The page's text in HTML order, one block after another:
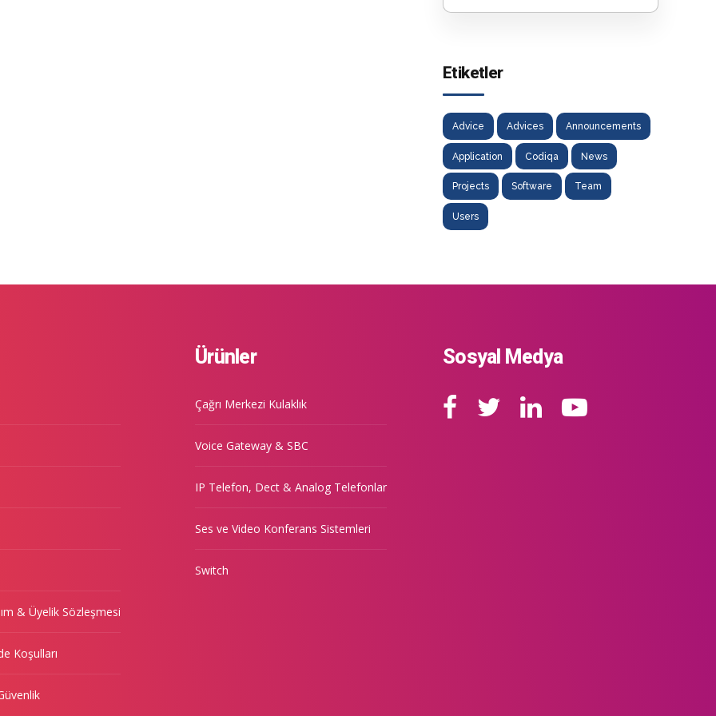
Etiketler
Advice Advices Announcements
Application Codiqa News
Projects Software Team
Users
& Üyelik Sözleşmesi
Koşulları
Ürünler
Çağrı Merkezi Kulaklık
Voice Gateway & SBC
IP Telefon, Dect & Analog Telefonlar
Ses ve Video Konferans Sistemleri
Switch
Sosyal Medya